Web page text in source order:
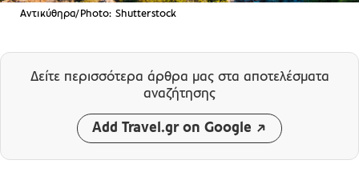
Αντικύθηρα/Photo: Shutterstock
Δείτε περισσότερα άρθρα μας στα αποτελέσματα
αναζήτησης
Add Travel.gr on Google